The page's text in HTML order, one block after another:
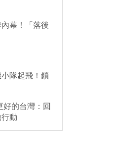
幕！「落後
隊起飛！鎖
的台灣：回
動